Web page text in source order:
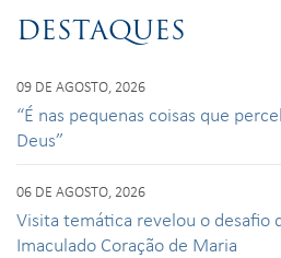
DESTAQUES
09 DE AGOSTO, 2026
“É nas pequenas coisas que
Deus”
06 DE AGOSTO, 2026
Visita temática revelou o desafio
Imaculado Coração de Maria